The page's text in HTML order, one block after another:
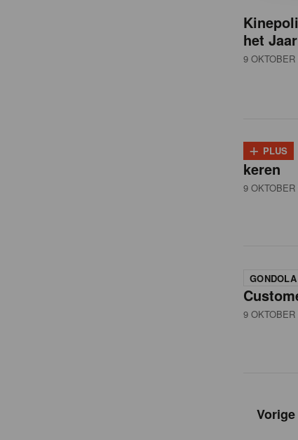
het Jaar
9 OKTOBER
+ PLUS
keren
9 OKTOBER
9 OKTOBER
Vorige